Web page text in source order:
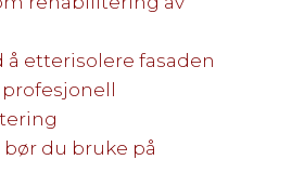
å etterisolere fasaden
du bruke på